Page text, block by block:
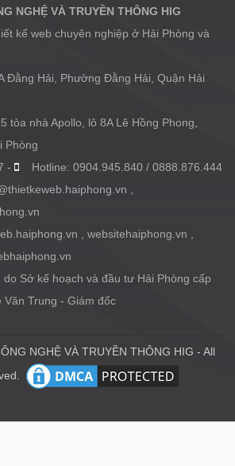
NGHỆ VÀ TRUYỀN THÔNG HIG
kế web chuyên nghiệp ở Hải Phòng và
Đằng Hải, Phường Đằng Hải, Quận Hải
tòa nhà Apollo, lô 8A Lê Hồng Phong,
Phòng
-
Hotline: 0904.945.840 / 0888.876.444
,
, websitehaiphong.vn ,
do Sở kế hoạch và đầu tư Hải Phòng cấp
Văn Trung - Giám đốc
NGHỆ VÀ TRUYỀN THÔNG HIG - All